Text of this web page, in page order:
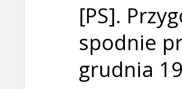
[PS].
spodnie
grudnia